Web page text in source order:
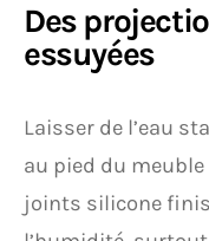
Des
essuyées
Laisser de l’eau
au pied du meuble
joints silicone